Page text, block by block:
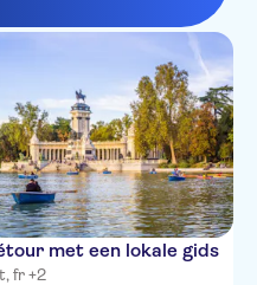
met een lokale gids
fr +2